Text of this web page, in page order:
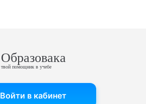
Образовака
твой помощник в учебе
Войти в кабинет